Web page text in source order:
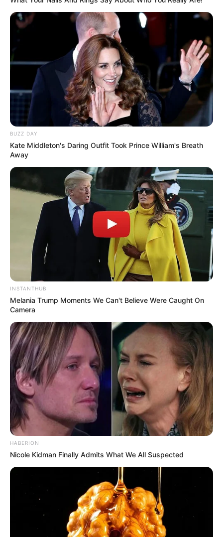
LIHAT ARTIKEL LAINNYA
BUZZ DAY
Kate Middleton's Daring Outfit Took Prince William's Breath
Away
INSTANTHUB
Melania Trump Moments We Can't Believe Were Caught On
Camera
HABERION
Nicole Kidman Finally Admits What We All Suspected